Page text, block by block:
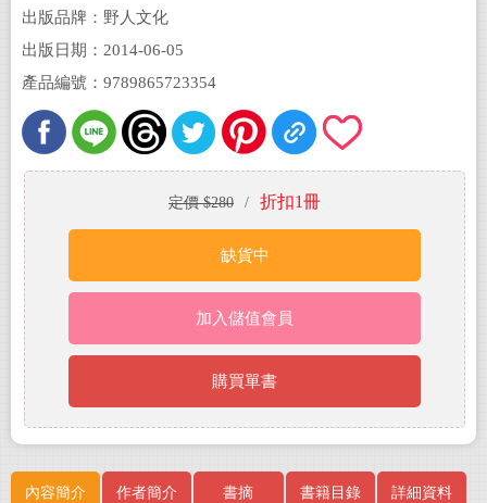
出版品牌：野人文化
出版日期：2014-06-05
產品編號：9789865723354
定價 $280 / 折扣1冊
缺貨中
加入儲值會員
購買單書
內容簡介 作者簡介 書摘 書籍目錄 詳細資料